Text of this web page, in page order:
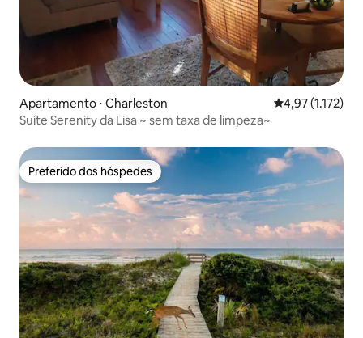
Apartamento ⋅ Charleston 4,97 de uma
4,97 (1.172)
Suíte Serenity da Lisa ~ sem taxa de limpeza~
Preferido dos hóspedes
Preferido dos hóspedes